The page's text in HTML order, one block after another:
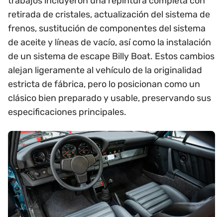
retirada de cristales, actualización del sistema de
frenos, sustitución de componentes del sistema
de aceite y líneas de vacío, así como la instalación
de un sistema de escape Billy Boat. Estos cambios
alejan ligeramente al vehículo de la originalidad
estricta de fábrica, pero lo posicionan como un
clásico bien preparado y usable, preservando sus
especificaciones principales.